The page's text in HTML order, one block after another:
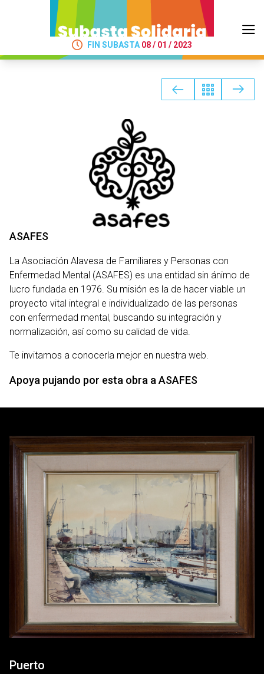
FIN SUBASTA08 / 01 / 2023
ASAFES
La Asociación Alavesa de Familiares y Personas con
Enfermedad Mental (ASAFES) es una entidad sin ánimo de
lucro fundada en 1976. Su misión es la de hacer viable un
proyecto vital integral e individualizado de las personas
con enfermedad mental, buscando su integración y
normalización, así como su calidad de vida.
Te invitamos a conocerla mejor en nuestra web.
Apoya pujando por esta obra a ASAFES
Puerto